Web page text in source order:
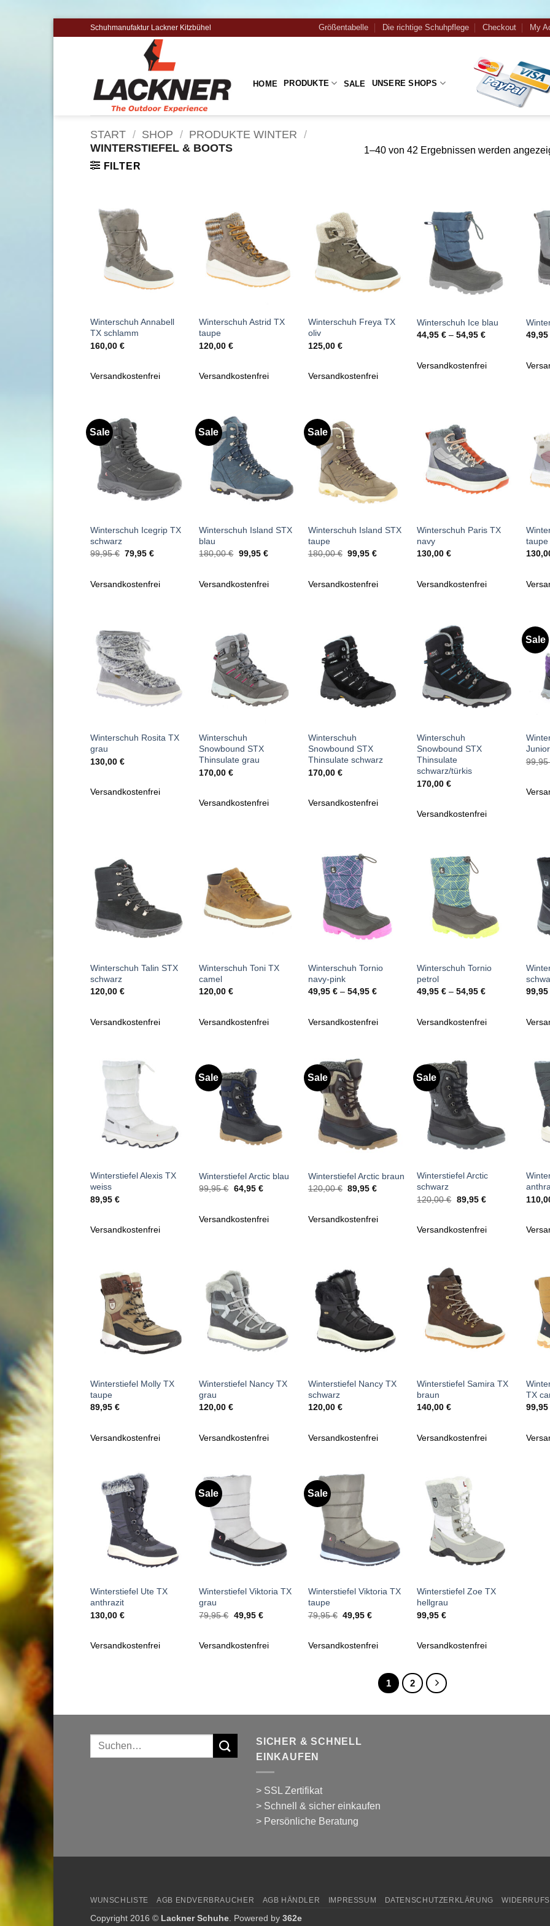
Schuhmanufaktur Lackner Kitzbühel Größentabelle Die richtige Schuhpflege Checkout My
HOME PRODUKTE SALE UNSERE SHOPS
START / SHOP / PRODUKTE WINTER /
WINTERSTIEFEL & BOOTS
FILTER
1–40 von 42 Ergebnissen werden
Wunschliste
hinzufügen
Winterschuh Annabell
TX schlamm
160,00 €
Versandkostenfrei
Wunschliste
hinzufügen
Winterschuh Astrid TX
taupe
120,00€
Versandkostenfrei
Wunschliste
hinzufügen
Winterschuh Freya TX
oliv
125,00 €
Versandkostenfrei
Wunschliste
hinzufügen
Winterschuh Ice blau
44,95€ –54,95€
Versandkostenfrei
49,95
Sale
Wunschliste
hinzufügen
Winterschuh Icegrip TX
schwarz
99,95€ Ursprünglicher
79,95€Aktueller
Versandkostenfrei
Sale
Wunschliste
hinzufügen
Winterschuh Island STX
blau
180,00€ Ursprünglicher
99,95 €Aktueller
Versandkostenfrei
Sale
Winterschuh Island STX
taupe
180,00€ Ursprünglicher
99,95€Aktueller
Versandkostenfrei
Wunschliste
hinzufügen
Winterschuh Paris TX
navy
130,00€
Versandkostenfrei
taupe
Wunschliste
hinzufügen
Winterschuh Rosita TX
grau
130,00 €
Versandkostenfrei
Wunschliste
hinzufügen
Winterschuh
Snowbound STX
Thinsulate grau
170,00€
Versandkostenfrei
Wunschliste
hinzufügen
Winterschuh
Snowbound STX
Thinsulate schwarz
170,00 €
Versandkostenfrei
Wunschliste
hinzufügen
Winterschuh
Snowbound STX
Thinsulate
schwarz/türkis
170,00€
Versandkostenfrei
Sale
99,95
Winterschuh Talin STX
schwarz
120,00 €
Versandkostenfrei
Wunschliste
hinzufügen
Winterschuh Toni TX
camel
120,00€
Versandkostenfrei
Wunschliste
hinzufügen
Winterschuh Tornio
navy-pink
49,95 €– 54,95 €
Versandkostenfrei
Wunschliste
hinzufügen
Winterschuh Tornio
petrol
49,95€ –54,95€
Versandkostenfrei
99,95
Winterstiefel Alexis TX
weiss
89,95 €
Versandkostenfrei
Sale
Wunschliste
hinzufügen
Winterstiefel Arctic blau
99,95€ Ursprünglicher
99,95 €
64,95 €Aktueller
64,95 €.
Versandkostenfrei
Sale
Wunschliste
hinzufügen
Winterstiefel Arctic braun
120,00€ Ursprünglicher
120,00 €
89,95€Aktueller
89,95 €.
Versandkostenfrei
Sale
Wunschliste
hinzufügen
Winterstiefel Arctic
schwarz
120,00€ Ursprünglicher
120,00 €
89,95 €Aktueller
89,95 €.
Versandkostenfrei
Wunschliste
hinzufügen
Winterstiefel Molly TX
taupe
89,95 €
Versandkostenfrei
Wunschliste
hinzufügen
Winterstiefel Nancy TX
grau
120,00€
Versandkostenfrei
Wunschliste
hinzufügen
Winterstiefel Nancy TX
schwarz
120,00 €
Versandkostenfrei
Wunschliste
hinzufügen
Winterstiefel Samira TX
braun
140,00€
Versandkostenfrei
TX
99,95
Wunschliste
hinzufügen
Winterstiefel Ute TX
anthrazit
130,00 €
Versandkostenfrei
Sale
Wunschliste
Winterstiefel Viktoria TX
grau
79,95€ Ursprünglicher
79,95 €
49,95 €Aktueller
49,95 €.
Versandkostenfrei
Sale
Wunschliste
hinzufügen
Winterstiefel Viktoria TX
taupe
79,95€ Ursprünglicher
79,95 €
49,95€Aktueller
49,95 €.
Versandkostenfrei
Wunschliste
hinzufügen
Winterstiefel Zoe TX
hellgrau
99,95€
Versandkostenfrei
1 2
Suchen
SICHER & SCHNELL
EINKAUFEN
> SSL Zertifikat
> Schnell & sicher einkaufen
> Persönliche Beratung
WUNSCHLISTE AGB ENDVERBRAUCHER AGB HÄNDLER IMPRESSUM DATENSCHUTZERKLÄRUNG
Copyright 2016 © Lackner Schuhe . Powered by 362e